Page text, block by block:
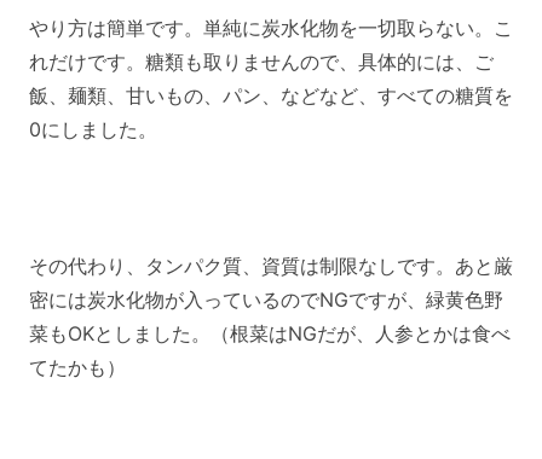
やり方は簡単です。単純に炭水化物を一切取らない。こ
れだけです。糖類も取りませんので、具体的には、ご
飯、麺類、甘いもの、パン、などなど、すべての糖質を
0にしました。
その代わり、タンパク質、資質は制限なしです。あと厳
密には炭水化物が入っているのでNGですが、緑黄色野
菜もOKとしました。（根菜はNGだが、人参とかは食べ
てたかも）